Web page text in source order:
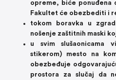
opreme, biće ponuđena
Fakultet će obezbediti i
tokom boravka u
nošenje zaštitnih maski
u svim slušaonicama
stikerom) mesto na
obezbeđuje
prostora za slučaj da